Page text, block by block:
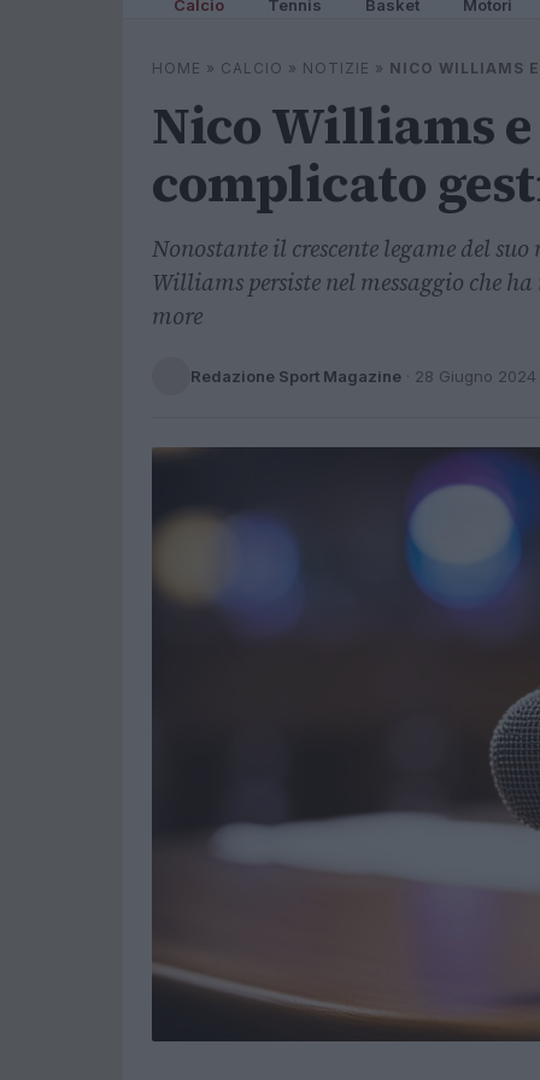
Calcio Tennis Basket Motori
HOME » CALCIO » NOTIZIE » NICO WILLIAMS
Nico Williams e
complicato
Nonostante il crescente legame del
Williams persiste nel messaggio che
more
Redazione Sport Magazine · 28 Giugno 2024